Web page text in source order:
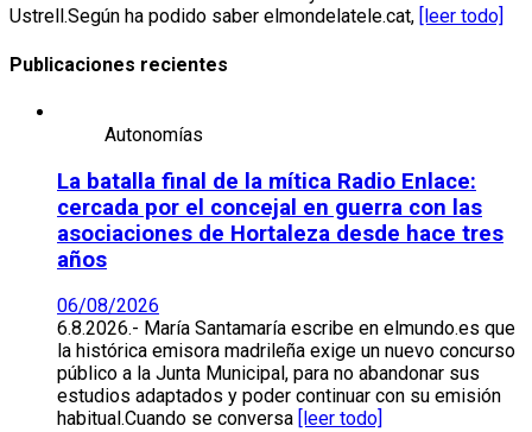
Ustrell.Según ha podido saber elmondelatele.cat,
[leer todo]
Publicaciones recientes
Autonomías
La batalla final de la mítica Radio Enlace:
cercada por el concejal en guerra con las
asociaciones de Hortaleza desde hace tres
años
06/08/2026
6.8.2026.- María Santamaría escribe en elmundo.es que
la histórica emisora madrileña exige un nuevo concurso
público a la Junta Municipal, para no abandonar sus
estudios adaptados y poder continuar con su emisión
habitual.Cuando se conversa
[leer todo]